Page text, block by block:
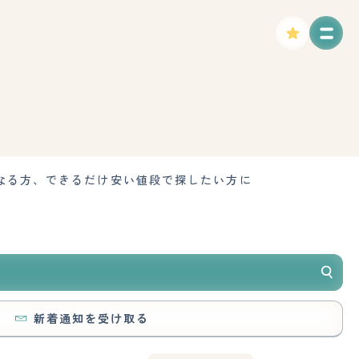
方、できるだけ安い値段で探したい方に
新着通知を受け取る